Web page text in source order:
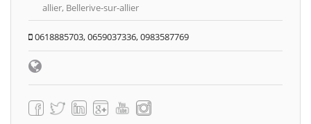
allier, Bellerive-sur-allier
0618885703, 0659037336, 0983587769